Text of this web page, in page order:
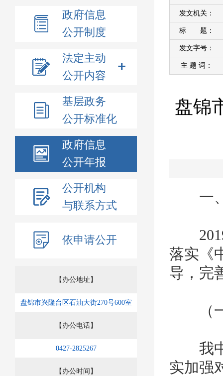
政府信息
公开制度
法定主动
公开内容
基层政务
公开标准化
政府信息
公开年报
公开机构
与联系方式
依申请公开
【办公地址】
盘锦市兴隆台区石油大街270号600室
【办公电话】
0427-2825267
【办公时间】
发文机关：
标 题：
发文字号：
主 题 词：
盘锦
一、
2019
落实《
导，完
（一
我中
实加强